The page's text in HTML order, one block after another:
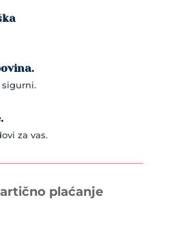
sigurni.
za vas.
plaćanje